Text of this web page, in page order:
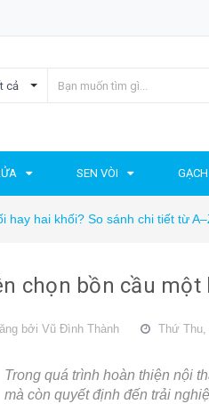
cả
SEN VÒI GẠCH
hay hai khối? So sánh chi tiết từ
chọn bồn cầu
bởi Vũ Đình Thành Thứ Thu,
Trong quá trình hoàn thiện nội
mà còn quyết định đến trải